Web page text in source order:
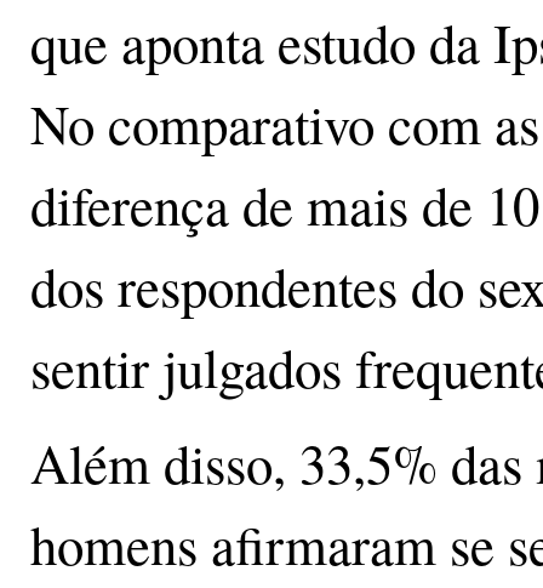
que aponta estudo da
No comparativo com
diferença de mais de
dos respondentes do
sentir julgados
Além disso, 33,5%
homens afirmaram se